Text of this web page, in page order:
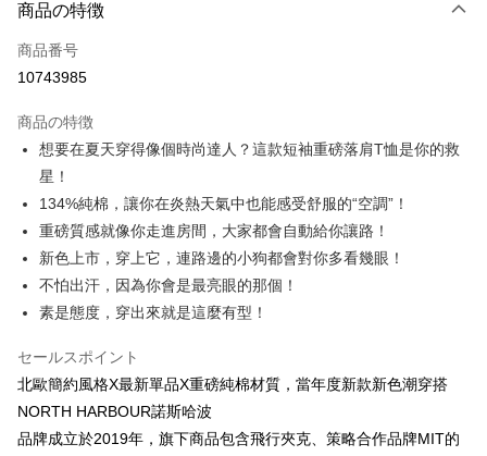
クレジットカード1回払い
クレジットカード分割払い
合作金庫商業銀行
華南商業銀行
彰化商業銀行
上海商業儲蓄銀行
国泰世華商業銀行
兆豐國際商業銀行
台湾中小企業銀行
台中商業銀行
聯邦商業銀行
遠東国際商業銀行
元大商業銀行
永豐商業銀行
玉山商業銀行
台湾楽天クレジットカード会社
6回払い、金利0、毎回
華南商業銀行
上海商業儲蓄銀行
台北富邦商業銀行
国泰世華商業銀行
兆豐國際商業銀行
台湾中小企業銀行
台中商業銀行
HSBC(台湾)商業銀行
華泰商業銀行
元大商業銀行
台新國際商業銀行
台湾楽天クレジットカード会社
12回払い、金利0、毎回NT$36 21行の銀行
合作金庫商業銀行
第一商業銀行
上海商業儲蓄銀行
台北富邦商業銀行
国泰世華商業銀行
兆豐國際商業銀行
台湾中小企業銀行
台中商業銀行
HSBC(台湾)商業銀行
元大商業銀行
玉山商業銀行
星展(台湾)商業銀行
台湾楽天クレジットカード会社
コンビニ店頭代金引換
LINE Pay
Apple Pay
JKOPAY
Easy Wallet
Plus Pay
商品の特徴
商品番号
10743985
商品の特徴
想要在夏天穿得像個時尚達人？這款短袖重磅落肩T恤是你的救
星！
134%純棉，讓你在炎熱天氣中也能感受舒服的“空調”！
重磅質感就像你走進房間，大家都會自動給你讓路！
新色上市，穿上它，連路邊的小狗都會對你多看幾眼！
不怕出汗，因為你會是最亮眼的那個！
素是態度，穿出來就是這麼有型！
セールスポイント
北歐簡約風格X最新單品X重磅純棉材質，當年度新款新色潮穿搭
NORTH HARBOUR諾斯哈波
品牌成立於2019年，旗下商品包含飛行夾克、策略合作品牌MIT的